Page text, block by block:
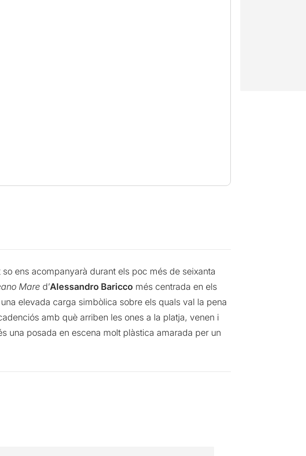
ens acompanyarà durant els poc més de seixanta
Mare d’Alessandro Baricco més centrada en els
elevada carga simbòlica sobre els quals val la pena
amb què arriben les ones a la platja, venen i
una posada en escena molt plàstica amarada per un